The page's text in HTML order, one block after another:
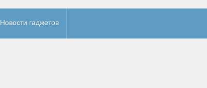
Новости гаджетов